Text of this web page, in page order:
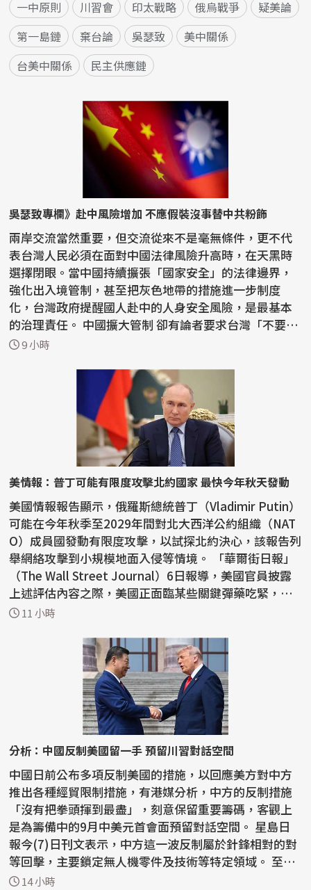
一中原則 川習會 印太戰略 俄烏戰爭
疑美論
第一島鏈
棄台論 吳瑟致
美中關係
台美中關係
民主供應鏈
吳瑟致專欄》赴中風險增加 不應假裝沒事替中共粉飾
兩岸交流當然重要，但交流從來不是毫無條件，更不代
表台灣人民必須在面對中國法律風險升高時，在天黑時
選擇閉眼。當中國持續擴張「國家安全」的法律邊界，
強化出入境管制，甚至把灰色地帶的措施進一步制度
化，台灣政府提醒國人赴中的人身安全風險，是最基本
的治理責任。 中國擴大管制 卻有論者要求台灣「不要
說」 ...
9 小時
美情報：普丁可能有限度攻擊北約國家 最快今年秋天發動
美國情報報告顯示，俄羅斯總統普丁（Vladimir Putin）
可能在今年秋季至2029年間對北大西洋公約組織（NAT
O）成員國發動有限度攻擊，以試探北約決心，該報告列
舉網絡攻擊到小規模地面入侵等情境。 「華爾街日報」
（The Wall Street Journal）6日報導，美國官員披露
上述評估內容之際，美國正面臨某些關鍵彈藥吃緊，
一...11 小時
分析：中國反制美國留一手 預留川習對話空間
中國日前公布多項反制美國的措施，以回應美方對中方
推出各種經貿限制措施，有港媒分析，中方的反制措施
「沒有把拳頭揮到最盡」，刻意保留重要籌碼，客觀上
是為籌備中的9月中美元首會面預留對話空間。 星島日
報今(7)日刊文表示，中方這一波反制屬於針鋒相對的對
等回擊，主要鎖定無人機零件及技術等特定領域。 至於
稀土...
14 小時